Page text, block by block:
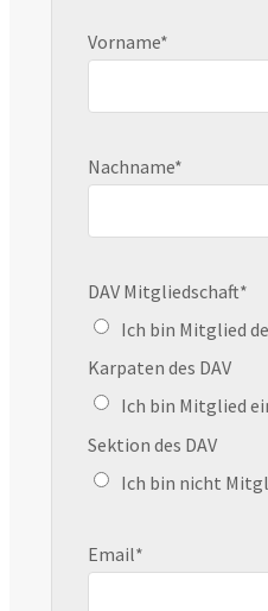
Vorname*
Nachname*
DAV Mitgliedschaft*
Ich bin Mitglied
Karpaten des DAV
Ich bin Mitglied
Sektion des DAV
Ich bin nicht
Email*